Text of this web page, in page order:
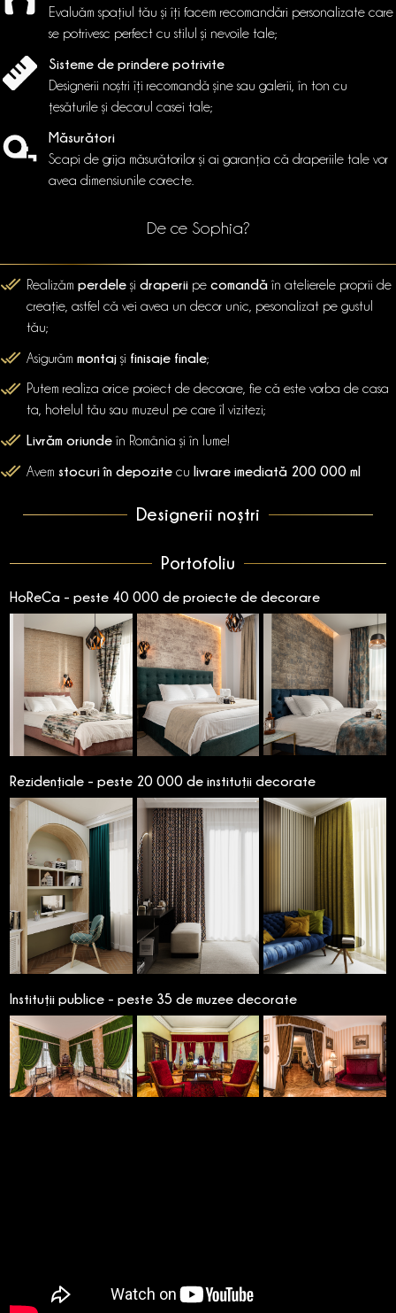
Evaluăm spațiul tău și îți facem recomandări personalizate care
se potrivesc perfect cu stilul și nevoile tale;
Sisteme de prindere potrivite
Designerii noștri îți recomandă șine sau galerii, în ton cu
țesăturile și decorul casei tale;
Măsurători
Scapi de grija măsurătorilor și ai garanția că draperiile tale vor
avea dimensiunile corecte.
De ce Sophia?
Realizăm perdele și draperii pe comandă în atelierele proprii de
creație, astfel că vei avea un decor unic, pesonalizat pe gustul
tău;
Asigurăm montaj și finisaje finale;
Putem realiza orice proiect de decorare, fie că este vorba de casa
ta, hotelul tău sau muzeul pe care îl vizitezi;
Livrăm oriunde în România și în lume!
Avem stocuri în depozite cu livrare imediată 200 000 ml
Designerii noștri
Portofoliu
HoReCa - peste 40 000 de proiecte de decorare
Rezidențiale - peste 20 000 de instituții decorate
Instituții publice - peste 35 de muzee decorate